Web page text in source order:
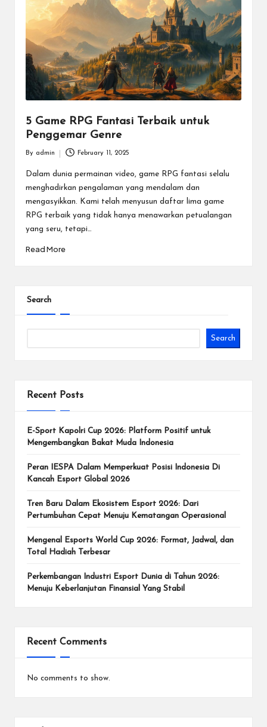
E
rt
ai
m
In
5 Game RPG Fantasi Terbaik untuk
Penggemar Genre
by
By admin February 11, 2025
Dalam dunia permainan video, game RPG fantasi selalu
menghadirkan pengalaman yang mendalam dan
mengasyikkan. Kami telah menyusun daftar lima game
RPG terbaik yang tidak hanya menawarkan petualangan
yang seru, tetapi…
Read More
Search
Search
Recent Posts
E-Sport Kapolri Cup 2026: Platform Positif untuk
Mengembangkan Bakat Muda Indonesia
Peran IESPA Dalam Memperkuat Posisi Indonesia Di
Kancah Esport Global 2026
Tren Baru Dalam Ekosistem Esport 2026: Dari
Pertumbuhan Cepat Menuju Kematangan Operasional
Mengenal Esports World Cup 2026: Format, Jadwal, dan
Total Hadiah Terbesar
Perkembangan Industri Esport Dunia di Tahun 2026:
Menuju Keberlanjutan Finansial Yang Stabil
Recent Comments
No comments to show.